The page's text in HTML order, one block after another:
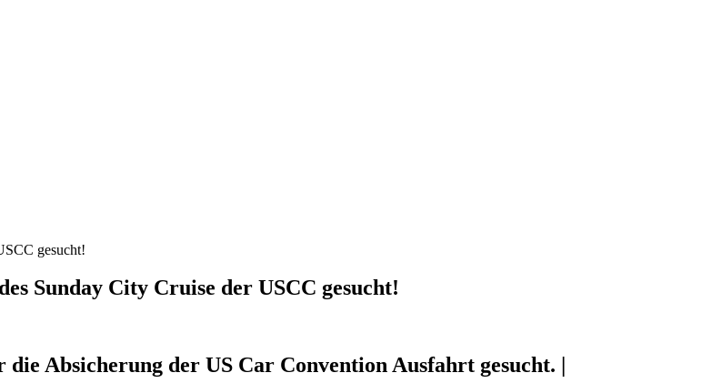
gesucht!
Sunday City Cruise der USCC gesucht!
Absicherung der US Car Convention Ausfahrt gesucht. |